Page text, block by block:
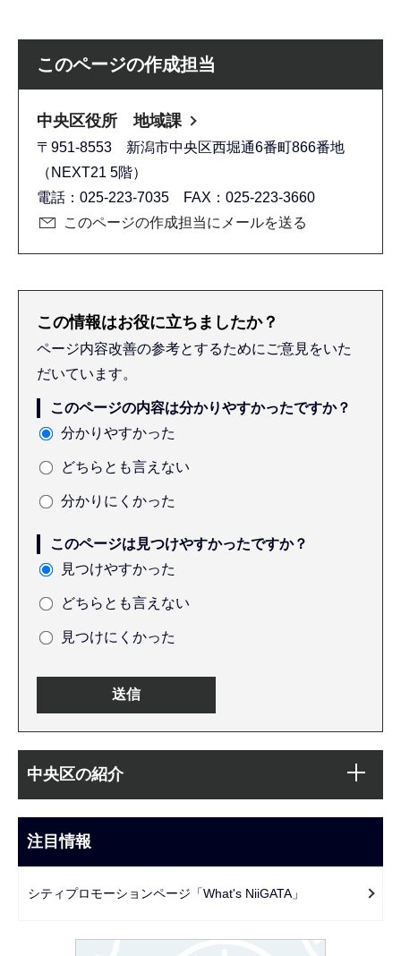
このページの作成担当
中央区役所 地域課
〒951-8553 新潟市中央区西堀通6番町866番地
（NEXT21 5階）
電話：025-223-7035 FAX：025-223-3660
このページの作成担当にメールを送る
この情報はお役に立ちましたか？
ページ内容改善の参考とするためにご意見をいた
だいています。
このページの内容は分かりやすかったですか？
分かりやすかった
どちらとも言えない
分かりにくかった
このページは見つけやすかったですか？
見つけやすかった
どちらとも言えない
見つけにくかった
文
こ
ま
で
ビ
ー
中央区の紹介
注目情報
シティプロモーションページ「What's NiiGATA」